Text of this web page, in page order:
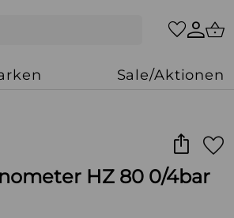
Sale/Aktionen
HZ 80 0/4bar